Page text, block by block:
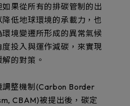
果從所有的排碳管制的出
低地球環境的承載力，也
境變遷所形成的異常氣候
投入與運作減碳，來實現
的對策。
整機制(Carbon Border
CBAM)被提出後，碳定